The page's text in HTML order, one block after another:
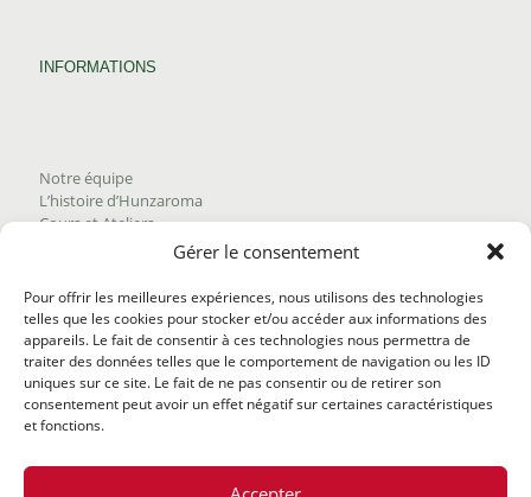
Gérer le consentement
Pour offrir les meilleures expériences, nous utilisons des technologies
telles que les cookies pour stocker et/ou accéder aux informations des
appareils. Le fait de consentir à ces technologies nous permettra de
traiter des données telles que le comportement de navigation ou les ID
uniques sur ce site. Le fait de ne pas consentir ou de retirer son
consentement peut avoir un effet négatif sur certaines caractéristiques
et fonctions.
INFORMATIONS
Notre équipe
L’histoire d’Hunzaroma
Cours et Ateliers
Trouver nos produits
Politique de frais d'envoi
Termes et conditions
Politique de remboursement